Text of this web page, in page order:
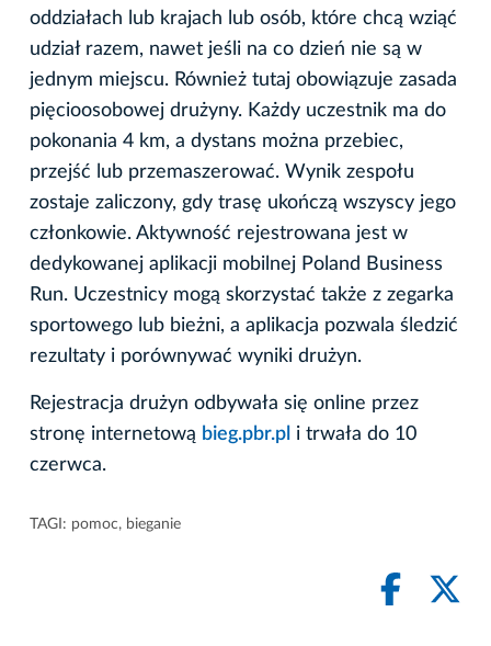
oddziałach lub krajach lub osób, które chcą wziąć
udział razem, nawet jeśli na co dzień nie są w
jednym miejscu. Również tutaj obowiązuje zasada
pięcioosobowej drużyny. Każdy uczestnik ma do
pokonania 4 km, a dystans można przebiec,
przejść lub przemaszerować. Wynik zespołu
zostaje zaliczony, gdy trasę ukończą wszyscy jego
członkowie. Aktywność rejestrowana jest w
dedykowanej aplikacji mobilnej Poland Business
Run. Uczestnicy mogą skorzystać także z zegarka
sportowego lub bieżni, a aplikacja pozwala śledzić
rezultaty i porównywać wyniki drużyn.
Rejestracja drużyn odbywała się online przez
stronę internetową bieg.pbr.pl i trwała do 10
czerwca.
TAGI: pomoc, bieganie